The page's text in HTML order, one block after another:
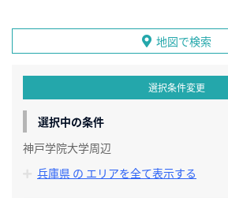
地図で検索
選択条件変更
選択中の条件
神戸学院大学周辺
兵庫県 の エリアを全て表示する